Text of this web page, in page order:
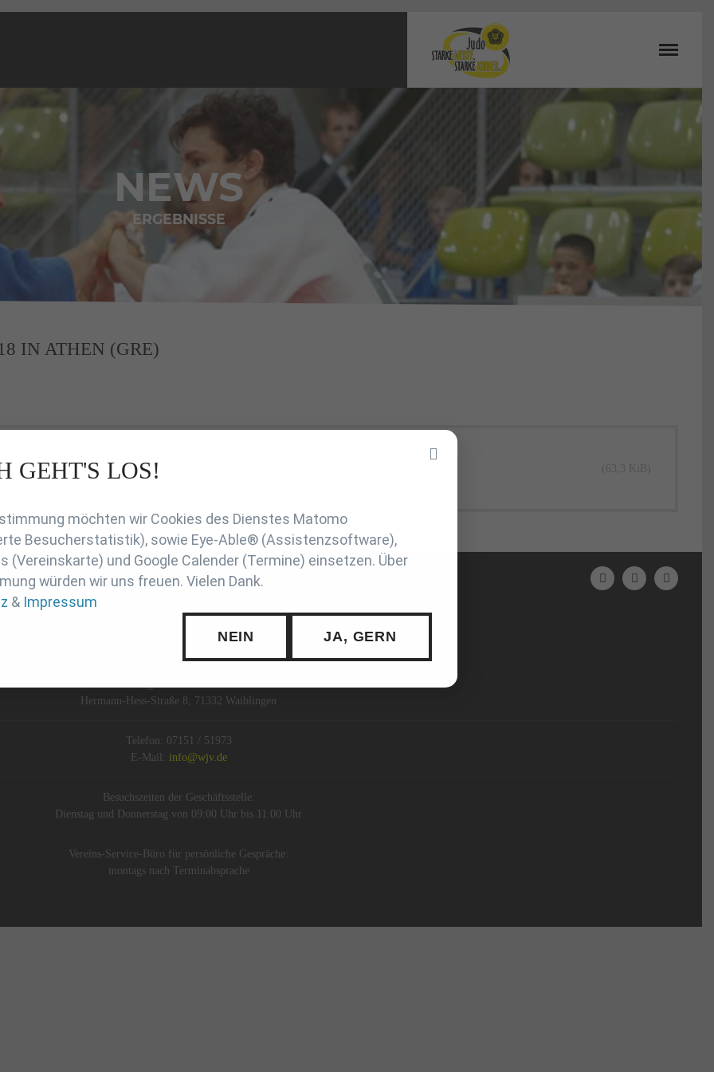
NEWS
ERGEBNISSE
IN ATHEN (GRE)
(63,3 KiB)
INTERN SUCHE COOKIE-EINSTELLUNGEN
Hermann-Hess-Straße 8, 71332 Waiblingen
Telefon: 07151 / 51973
E-Mail: info@wjv.de
Besuchszeiten der Geschäftsstelle:
Dienstag und Donnerstag von 09:00 Uhr bis 11:00 Uhr
Vereins-Service-Büro für persönliche Gespräche:
montags nach Terminabsprache
GEHT'S LOS!
möchten wir Cookies des Dienstes Matomo
Besucherstatistik), sowie Eye-Able® (Assistenzsoftware),
(Vereinskarte) und Google Calender (Termine) einsetzen. Über
würden wir uns freuen. Vielen Dank.
& Impressum
NEIN JA, GERN